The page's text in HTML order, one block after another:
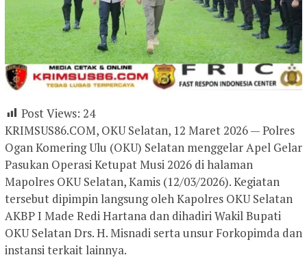
Post Views: 24
KRIMSUS86.COM, OKU Selatan, 12 Maret 2026 — Polres
Ogan Komering Ulu (OKU) Selatan menggelar Apel Gelar
Pasukan Operasi Ketupat Musi 2026 di halaman
Mapolres OKU Selatan, Kamis (12/03/2026). Kegiatan
tersebut dipimpin langsung oleh Kapolres OKU Selatan
AKBP I Made Redi Hartana dan dihadiri Wakil Bupati
OKU Selatan Drs. H. Misnadi serta unsur Forkopimda dan
instansi terkait lainnya.